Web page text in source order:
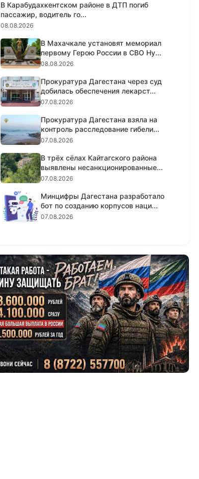
В Карабудахкентском районе в ДТП погиб
пассажир, водитель го...
08.08.2026
В Махачкале установят мемориал
первому Герою России в СВО Ну...
08.08.2026
Прокуратура Дагестана через суд
добилась обеспечения лекарст...
07.08.2026
Прокуратура Дагестана взяла на
контроль расследование гибели...
07.08.2026
В трёх сёлах Кайтагского района
выявлены несанкционированные...
07.08.2026
Минцифры Дагестана разработало
бот по созданию корпусов наци...
07.08.2026